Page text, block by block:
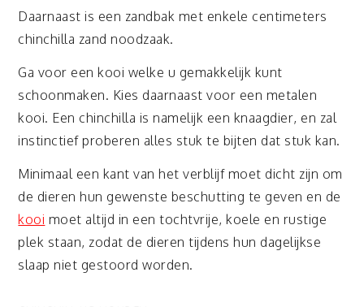
Daarnaast is een zandbak met enkele centimeters
chinchilla zand noodzaak.
Ga voor een kooi welke u gemakkelijk kunt
schoonmaken. Kies daarnaast voor een metalen
kooi. Een chinchilla is namelijk een knaagdier, en zal
instinctief proberen alles stuk te bijten dat stuk kan.
Minimaal een kant van het verblijf moet dicht zijn om
de dieren hun gewenste beschutting te geven en de
kooi moet altijd in een tochtvrije, koele en rustige
plek staan, zodat de dieren tijdens hun dagelijkse
slaap niet gestoord worden.